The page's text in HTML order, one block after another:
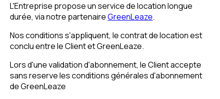
L'Entreprise propose un service de location longue
durée, via notre partenaireGreenLeaze.
Nos conditions s'appliquent, le contrat de location est
conclu entre le Client et GreenLeaze.
Lors d'une validation d'abonnement, le Client accepte
sans reserve les conditions générales d'abonnement
de GreenLeaze